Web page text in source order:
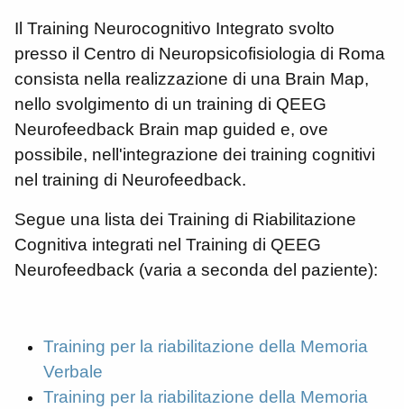
Il Training Neurocognitivo Integrato svolto
presso il Centro di Neuropsicofisiologia di Roma
consista nella realizzazione di una Brain Map,
nello svolgimento di un training di QEEG
Neurofeedback Brain map guided e, ove
possibile, nell'integrazione dei training cognitivi
nel training di Neurofeedback.
Segue una lista dei Training di Riabilitazione
Cognitiva integrati nel Training di QEEG
Neurofeedback (varia a seconda del paziente):
Training per la riabilitazione della Memoria
Verbale
Training per la riabilitazione della Memoria